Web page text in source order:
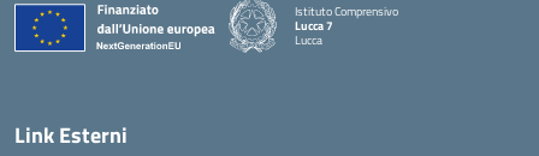
Istituto Comprensivo
Lucca 7
Lucca
Link Esterni